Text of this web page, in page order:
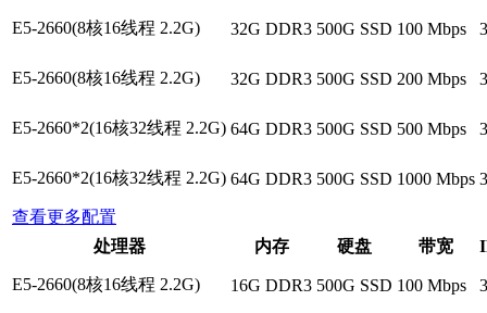
E5-2660(8核16线程 2.2G) 32G DDR3 500G SSD 100 Mbps 3
E5-2660(8核16线程 2.2G) 32G DDR3 500G SSD 200 Mbps 3
E5-2660*2(16核32线程 2.2G) 64G DDR3 500G SSD 500 Mbps 3
E5-2660*2(16核32线程 2.2G) 64G DDR3 500G SSD 1000 Mbps 3
查看更多配置
处理器
内存 硬盘 带宽
E5-2660(8核16线程 2.2G) 16G DDR3 500G SSD 100 Mbps 3